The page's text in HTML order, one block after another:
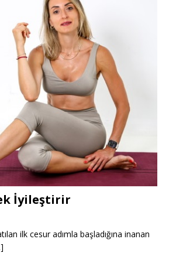
İyileştirir
ilk cesur adımla başladığına inanan